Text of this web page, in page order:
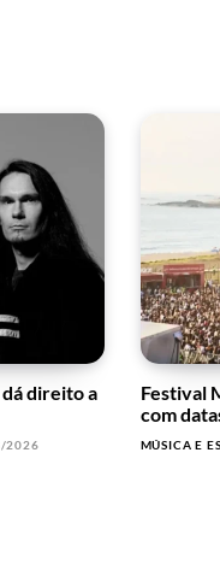
direito a
2026
Festival
com
MÚSICA E